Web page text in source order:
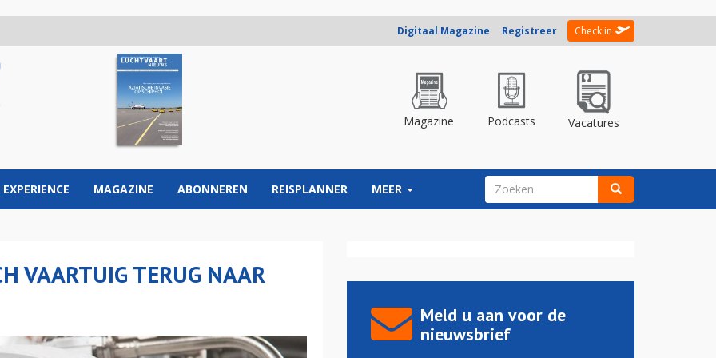
Digitaal Magazine Registreer Check in
Magazine Podcasts Vacatures
EXPERIENCE MAGAZINE ABONNEREN REISPLANNER MEER ZOEKVELD
VAARTUIG TERUG NAAR
Meld u aan voor de
nieuwsbrief